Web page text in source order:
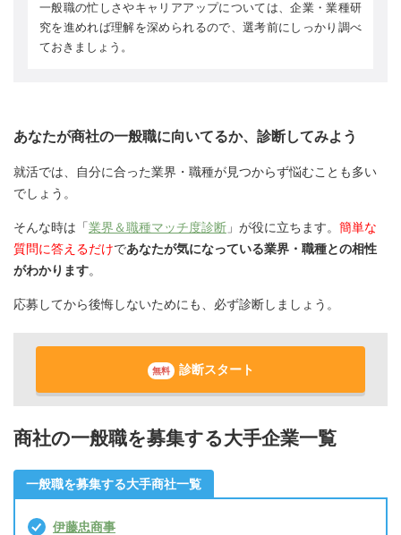
一般職の忙しさやキャリアアップについては、企業・業種研
究を進めれば理解を深められるので、選考前にしっかり調べ
ておきましょう。
あなたが商社の一般職に向いてるか、診断してみよう
就活では、自分に合った業界・職種が見つからず悩むことも多い
でしょう。
そんな時は「業界＆職種マッチ度診断 」が役に立ちます。 簡単な
質問に答えるだけであなたが気になっている業界・職種との相性
がわかります。
応募してから後悔しないためにも、必ず診断しましょう。
無料 診断スタート
商社の一般職を募集する大手企業一覧
一般職を募集する大手商社一覧
伊藤忠商事